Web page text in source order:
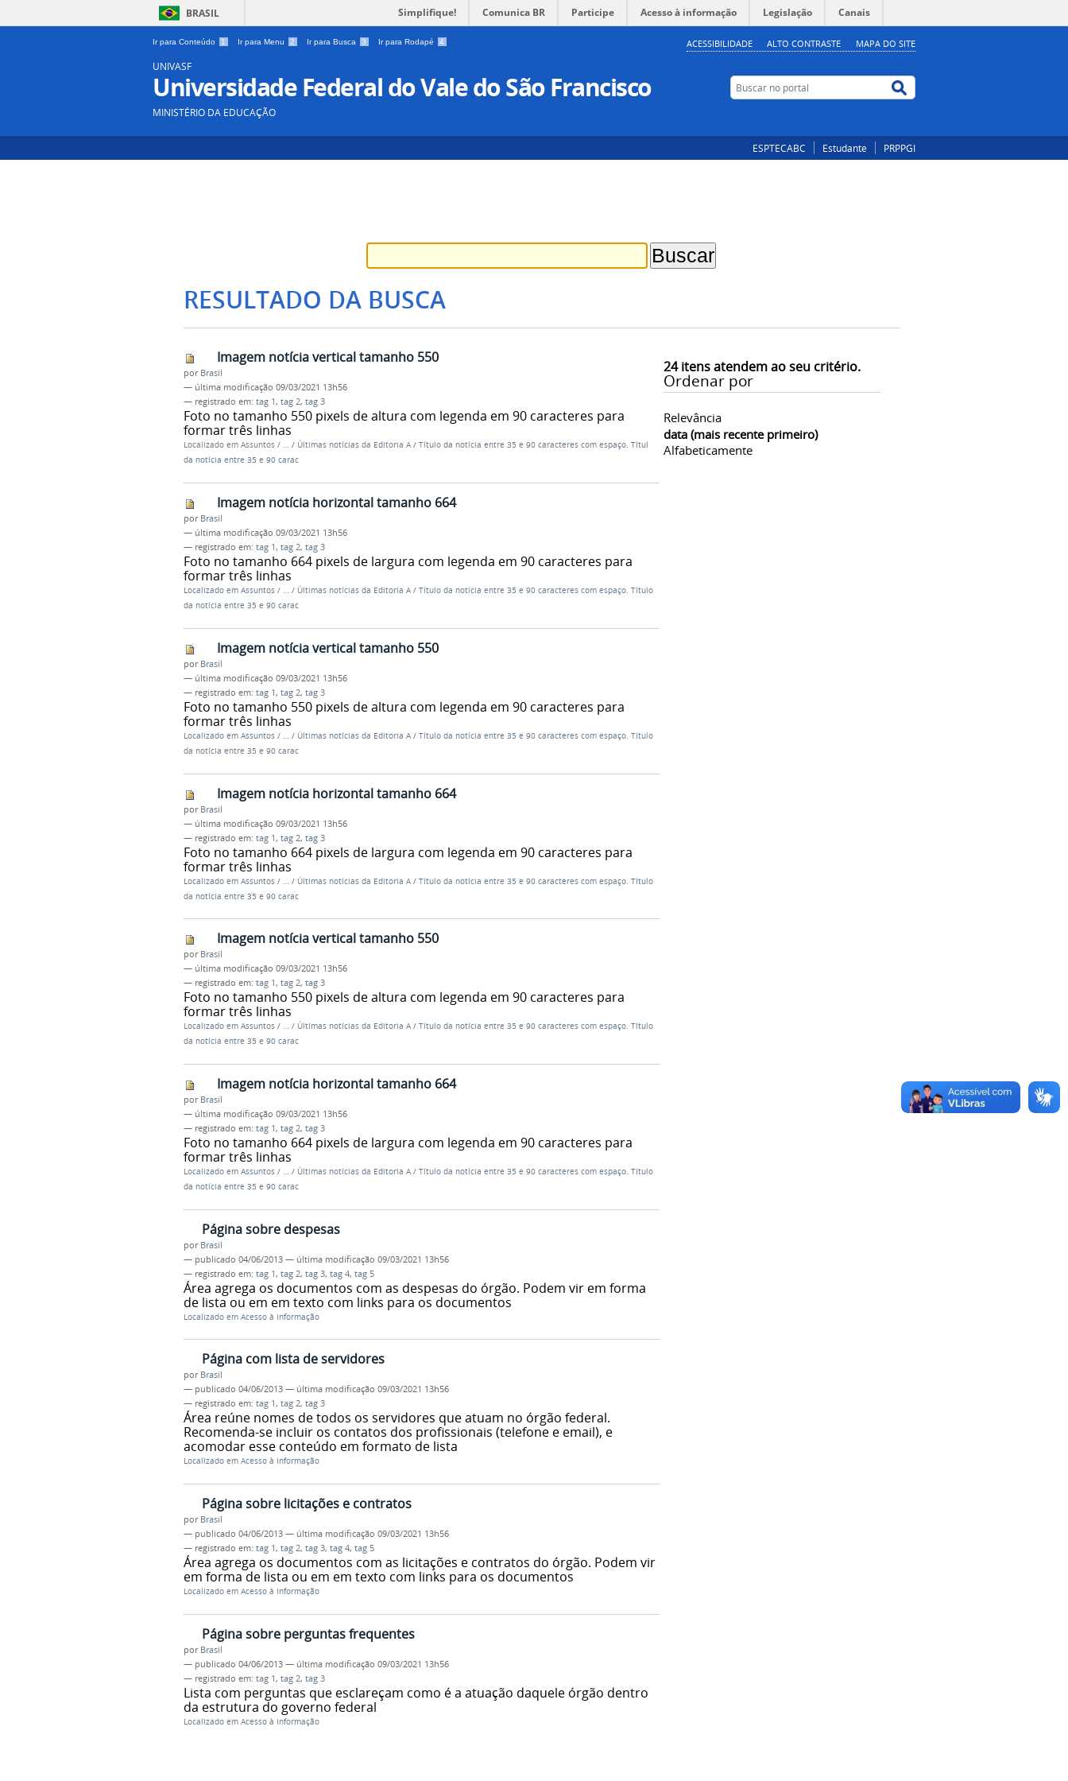
BRASIL Simplifique! Comunica BR Participe Acesso à informação Legislação Canais
Ir para Conteúdo 1 Ir para Menu 2 Ir para Busca 3 Ir para Rodapé 4 ACESSIBILIDADE ALTO CONTRASTE MAPA DO SITE
UNIVASF
Universidade Federal do Vale do São Francisco
MINISTÉRIO DA EDUCAÇÃO
Buscar no portal
ESPTECABC Estudante PRPPGI
RESULTADO DA BUSCA
24itens atendem ao seu critério.
Ordenar por
Relevância
data (mais recente primeiro)
Alfabeticamente
Imagem notícia vertical tamanho 550
por Brasil
— última modificação 09/03/2021 13h56
— registrado em: tag 1, tag 2, tag 3
Foto no tamanho 550 pixels de altura com legenda em 90 caracteres para
formar três linhas
Localizado em Assuntos / … / Últimas notícias da Editoria A / Título da notícia entre 35 e 90 caracteres com espaço. Título
da notícia entre 35 e 90 carac
Imagem notícia horizontal tamanho 664
por Brasil
— última modificação 09/03/2021 13h56
— registrado em: tag 1, tag 2, tag 3
Foto no tamanho 664 pixels de largura com legenda em 90 caracteres para
formar três linhas
Localizado em Assuntos / … / Últimas notícias da Editoria A / Título da notícia entre 35 e 90 caracteres com espaço. Título
da notícia entre 35 e 90 carac
Imagem notícia vertical tamanho 550
por Brasil
— última modificação 09/03/2021 13h56
— registrado em: tag 1, tag 2, tag 3
Foto no tamanho 550 pixels de altura com legenda em 90 caracteres para
formar três linhas
Localizado em Assuntos / … / Últimas notícias da Editoria A / Título da notícia entre 35 e 90 caracteres com espaço. Título
da notícia entre 35 e 90 carac
Imagem notícia horizontal tamanho 664
por Brasil
— última modificação 09/03/2021 13h56
— registrado em: tag 1, tag 2, tag 3
Foto no tamanho 664 pixels de largura com legenda em 90 caracteres para
formar três linhas
Localizado em Assuntos / / Últimas notícias da Editoria A / Título da notícia entre 35 e 90 caracteres com espaço. Título
da notícia entre 35 e 90 carac
Imagem notícia vertical tamanho 550
por Brasil
— última modificação 09/03/2021 13h56
— registrado em: tag 1, tag 2, tag 3
Foto no tamanho 550 pixels de altura com legenda em 90 caracteres para
formar três linhas
Localizado em Assuntos / … / Últimas notícias da Editoria A / Título da notícia entre 35 e 90 caracteres com espaço. Título
da notícia entre 35 e 90 carac
Imagem notícia horizontal tamanho 664
por Brasil
— última modificação 09/03/2021 13h56
— registrado em: tag 1, tag 2, tag 3
Foto no tamanho 664 pixels de largura com legenda em 90 caracteres para
formar três linhas
Localizado em Assuntos / … / Últimas notícias da Editoria A / Título da notícia entre 35 e 90 caracteres com espaço. Título
da notícia entre 35 e 90 carac
Página sobre despesas
por Brasil
— publicado 04/06/2013 — última modificação 09/03/2021 13h56
— registrado em: tag 1, tag 2, tag 3, tag 4, tag 5
Área agrega os documentos com as despesas do órgão. Podem vir em forma
de lista ou em em texto com links para os documentos
Localizado em Acesso à Informação
Página com lista de servidores
por Brasil
— publicado 04/06/2013 — última modificação 09/03/2021 13h56
— registrado em: tag 1, tag 2, tag 3
Área reúne nomes de todos os servidores que atuam no órgão federal.
Recomenda-se incluir os contatos dos profissionais (telefone e email), e
acomodar esse conteúdo em formato de lista
Localizado em Acesso à Informação
Página sobre licitações e contratos
por Brasil
— publicado 04/06/2013 — última modificação 09/03/2021 13h56
— registrado em: tag 1, tag 2, tag 3, tag 4, tag 5
Área agrega os documentos com as licitações e contratos do órgão. Podem vir
em forma de lista ou em em texto com links para os documentos
Localizado em Acesso à Informação
Página sobre perguntas frequentes
por Brasil
— publicado 04/06/2013 — última modificação 09/03/2021 13h56
— registrado em: tag 1, tag 2, tag 3
Lista com perguntas que esclareçam como é a atuação daquele órgão dentro
da estrutura do governo federal
Localizado em Acesso à Informação